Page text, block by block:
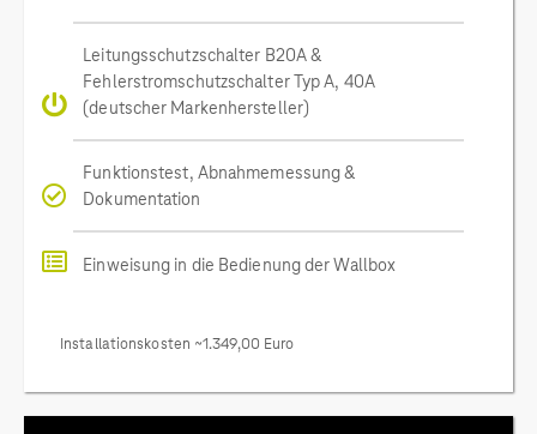
Leitungsschutzschalter B20A &
Fehlerstromschutzschalter Typ A, 40A
(deutscher Markenhersteller)
Funktionstest, Abnahmemessung &
Dokumentation
Einweisung in die Bedienung der Wallbox
Installationskosten ~1.349,00 Euro